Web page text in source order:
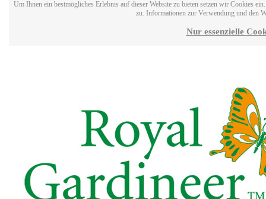
Um Ihnen ein bestmögliches Erlebnis auf dieser Website zu bieten setzen wir Cookies
zu. Informationen zur Verwendung und den
Nur essenzielle